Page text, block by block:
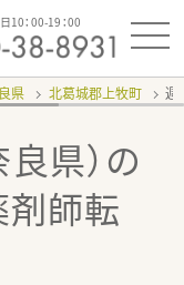
10：00-19：00
県 北葛城郡上牧町 週
県）の
剤師転